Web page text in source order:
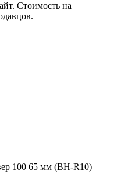
Стоимость на
100 65 мм (BH-R10)